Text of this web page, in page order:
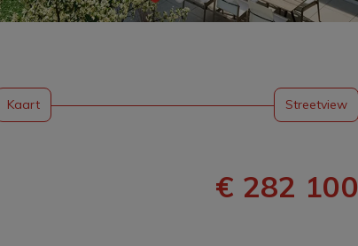
€ 282 100
Kaart Streetview